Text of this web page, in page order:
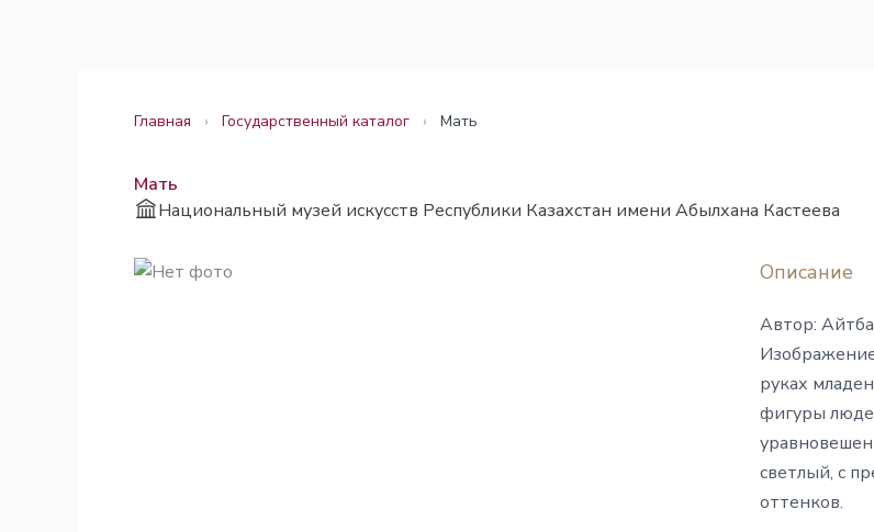
Главная › Государственный каталог › Мать
Мать
Национальный музей искусств Республики Казахстан имени Абылхана Кастеева
Описание
Автор:
руках
фигуры
светлый, с
оттенков.